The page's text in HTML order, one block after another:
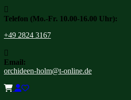

Telefon (Mo.-Fr. 10.00-16.00 Uhr):
+49 2824 3167

Email:
orchideen-holm@t-online.de